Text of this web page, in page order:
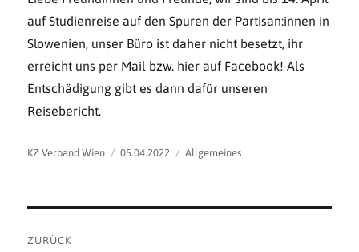
auf Studienreise auf den Spuren der Partisan:innen in
Slowenien, unser Büro ist daher nicht besetzt, ihr
erreicht uns per Mail bzw. hier auf Facebook! Als
Entschädigung gibt es dann dafür unseren
Reisebericht.
Autor
KZ Verband Wien
Veröffentlicht
05.04.2022 Kategorien
Allgemeines
ZURÜCK